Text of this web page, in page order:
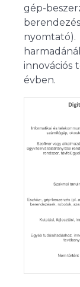
gép-
innovációs
évben.